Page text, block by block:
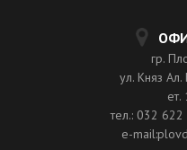
гр.
ул. Княз
ет.
тел.: 032
e-